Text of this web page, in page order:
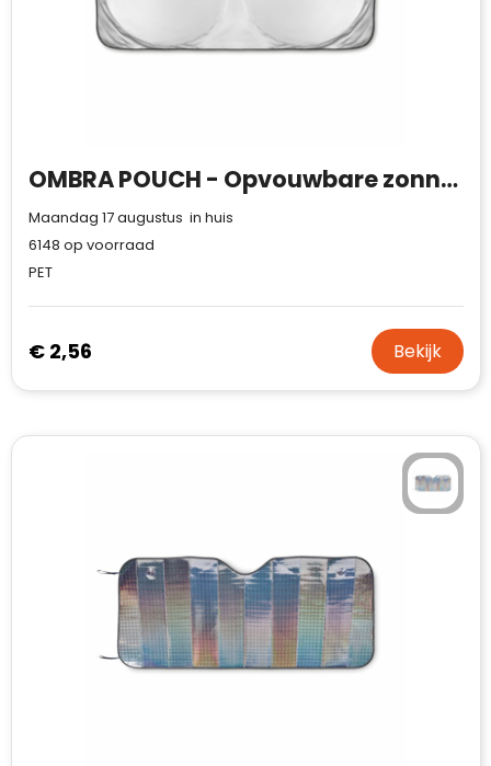
OMBRA POUCH - Opvouwbare zonnescherm
Maandag 17 augustus in huis
6148 op voorraad
PET
€ 2,56 Bekijk